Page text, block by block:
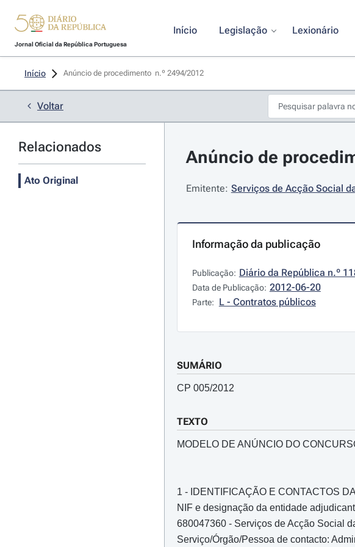
Jornal Oficial da República Portuguesa
Início Legislação Lexionário
Início Anúncio de procedimento  n.º 2494/2012
Voltar
Relacionados
Ato Original
Anúncio de
Emitente: Serviços de Acção Social
Informação da publicação
Publicação: Diário da República n.º
Data de Publicação: 2012-06-20
Parte: L - Contratos públicos
SUMÁRIO
CP 005/2012
TEXTO
MODELO DE ANÚNCIO DO
1 - IDENTIFICAÇÃO E CONTACTOS
NIF e designação da entidade
680047360 - Serviços de Acção Social
Serviço/Órgão/Pessoa de contacto: